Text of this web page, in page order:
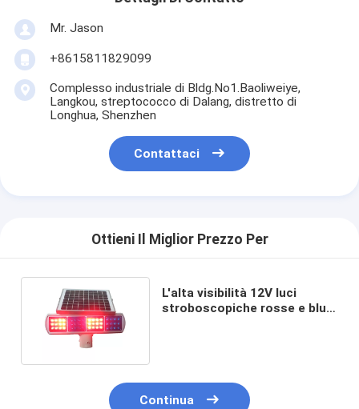
Mr. Jason
+8615811829099
Complesso industriale di Bldg.No1.Baoliweiye,
Langkou, streptococco di Dalang, distretto di
Longhua, Shenzhen
Contattaci
Ottieni Il Miglior Prezzo Per
L'alta visibilità 12V luci
stroboscopiche rosse e blu
Continua